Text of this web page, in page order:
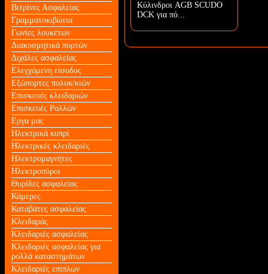
Βιτρίνες Ασφαλείας
Γραμματοκιβώτια
Γωνίες λουκέτων
Διακοσμητικά πορτών
Διχάλες ασφαλείας
Ελεγχόμενη είσοδος
Εξώπορτες πολυκ/κιών
Επισκευές κλειδαριών
Επισκευές Ρολλών
Εργα μας
Ηλεκτρικά κυπρί
Ηλεκτρικές κλειδαριές
Ηλεκτρομαγνήτες
Ηλεκτροπύροι
Θυρίδες ασφαλείας
Κάμερες
Καταβάτες ασφαλείας
Κλειδαράς
Κλειδαριές ασφαλείας
Κλειδαριές ασφαλείας για
ρολλά καταστημάτων
Κλειδαριές επίπλων
Κύλινδροι AGB SCUDO
DCK για πό...